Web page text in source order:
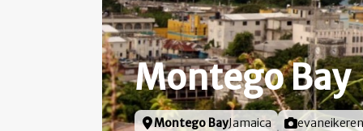
Montego Bay
Locatie
Montego BayJamaica Foto door
evaneikeren